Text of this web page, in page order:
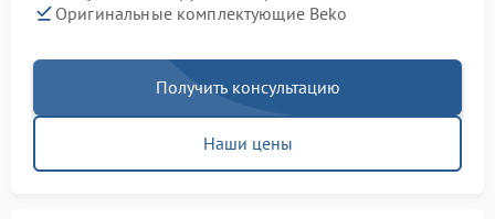
Оригинальные комплектующие Beko
Получить консультацию
Наши цены